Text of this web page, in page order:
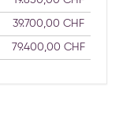
39.700,00 CHF
79.400,00 CHF